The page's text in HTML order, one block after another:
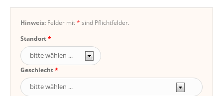
Hinweis: Felder mit* sind Pflichtfelder.
Standort
Geschlecht